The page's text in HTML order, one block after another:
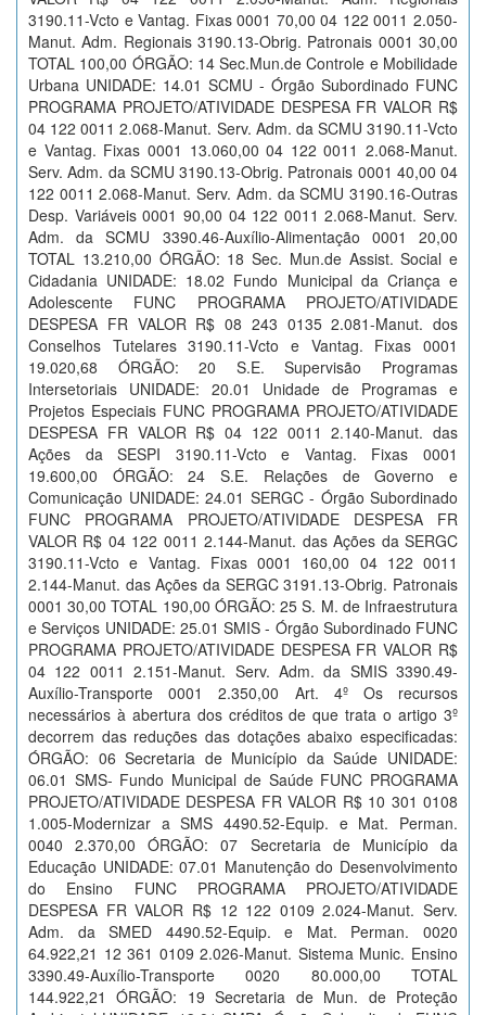
3190.11-Vcto e Vantag. Fixas 0001 70,00 04 122 0011 2.050-
Manut. Adm. Regionais 3190.13-Obrig. Patronais 0001 30,00
TOTAL 100,00 ÓRGÃO: 14 Sec.Mun.de Controle e Mobilidade
Urbana UNIDADE: 14.01 SCMU - Órgão Subordinado FUNC
PROGRAMA PROJETO/ATIVIDADE DESPESA FR VALOR R$
04 122 0011 2.068-Manut. Serv. Adm. da SCMU 3190.11-Vcto
e Vantag. Fixas 0001 13.060,00 04 122 0011 2.068-Manut.
Serv. Adm. da SCMU 3190.13-Obrig. Patronais 0001 40,00 04
122 0011 2.068-Manut. Serv. Adm. da SCMU 3190.16-Outras
Desp. Variáveis 0001 90,00 04 122 0011 2.068-Manut. Serv.
Adm. da SCMU 3390.46-Auxílio-Alimentação 0001 20,00
TOTAL 13.210,00 ÓRGÃO: 18 Sec. Mun.de Assist. Social e
Cidadania UNIDADE: 18.02 Fundo Municipal da Criança e
Adolescente FUNC PROGRAMA PROJETO/ATIVIDADE
DESPESA FR VALOR R$ 08 243 0135 2.081-Manut. dos
Conselhos Tutelares 3190.11-Vcto e Vantag. Fixas 0001
19.020,68 ÓRGÃO: 20 S.E. Supervisão Programas
Intersetoriais UNIDADE: 20.01 Unidade de Programas e
Projetos Especiais FUNC PROGRAMA PROJETO/ATIVIDADE
DESPESA FR VALOR R$ 04 122 0011 2.140-Manut. das
Ações da SESPI 3190.11-Vcto e Vantag. Fixas 0001
19.600,00 ÓRGÃO: 24 S.E. Relações de Governo e
Comunicação UNIDADE: 24.01 SERGC - Órgão Subordinado
FUNC PROGRAMA PROJETO/ATIVIDADE DESPESA FR
VALOR R$ 04 122 0011 2.144-Manut. das Ações da SERGC
3190.11-Vcto e Vantag. Fixas 0001 160,00 04 122 0011
2.144-Manut. das Ações da SERGC 3191.13-Obrig. Patronais
0001 30,00 TOTAL 190,00 ÓRGÃO: 25 S. M. de Infraestrutura
e Serviços UNIDADE: 25.01 SMIS - Órgão Subordinado FUNC
PROGRAMA PROJETO/ATIVIDADE DESPESA FR VALOR R$
04 122 0011 2.151-Manut. Serv. Adm. da SMIS 3390.49-
Auxílio-Transporte 0001 2.350,00 Art. 4º Os recursos
necessários à abertura dos créditos de que trata o artigo 3º
decorrem das reduções das dotações abaixo especificadas:
ÓRGÃO: 06 Secretaria de Município da Saúde UNIDADE:
06.01 SMS- Fundo Municipal de Saúde FUNC PROGRAMA
PROJETO/ATIVIDADE DESPESA FR VALOR R$ 10 301 0108
1.005-Modernizar a SMS 4490.52-Equip. e Mat. Perman.
0040 2.370,00 ÓRGÃO: 07 Secretaria de Município da
Educação UNIDADE: 07.01 Manutenção do Desenvolvimento
do Ensino FUNC PROGRAMA PROJETO/ATIVIDADE
DESPESA FR VALOR R$ 12 122 0109 2.024-Manut. Serv.
Adm. da SMED 4490.52-Equip. e Mat. Perman. 0020
64.922,21 12 361 0109 2.026-Manut. Sistema Munic. Ensino
3390.49-Auxílio-Transporte 0020 80.000,00 TOTAL
144.922,21 ÓRGÃO: 19 Secretaria de Mun. de Proteção